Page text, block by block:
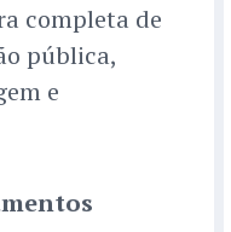
completa de
pública,
e